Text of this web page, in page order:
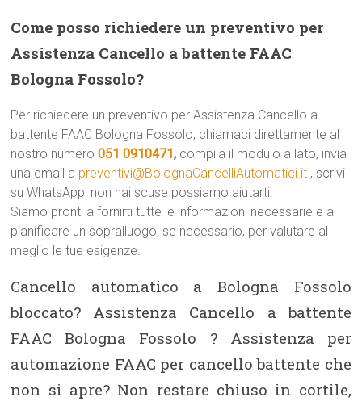
Come posso richiedere un preventivo per
Assistenza Cancello a battente FAAC
Bologna Fossolo?
Per richiedere un preventivo per Assistenza Cancello a
battente FAAC Bologna Fossolo, chiamaci direttamente al
nostro numero051 0910471, compila il modulo a lato, invia
una email a preventivi@BolognaCancelliAutomatici.it , scrivi
su WhatsApp: non hai scuse possiamo aiutarti!
Siamo pronti a fornirti tutte le informazioni necessarie e a
pianificare un sopralluogo, se necessario, per valutare al
meglio le tue esigenze.
Cancello automatico a Bologna Fossolo
bloccato? Assistenza Cancello a battente
FAAC Bologna Fossolo ? Assistenza per
automazione FAAC per cancello battente che
non si apre? Non restare chiuso in cortile,